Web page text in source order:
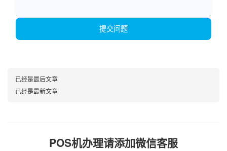
提交问题
已经是最后文章
已经是最新文章
POS机办理请添加微信客服